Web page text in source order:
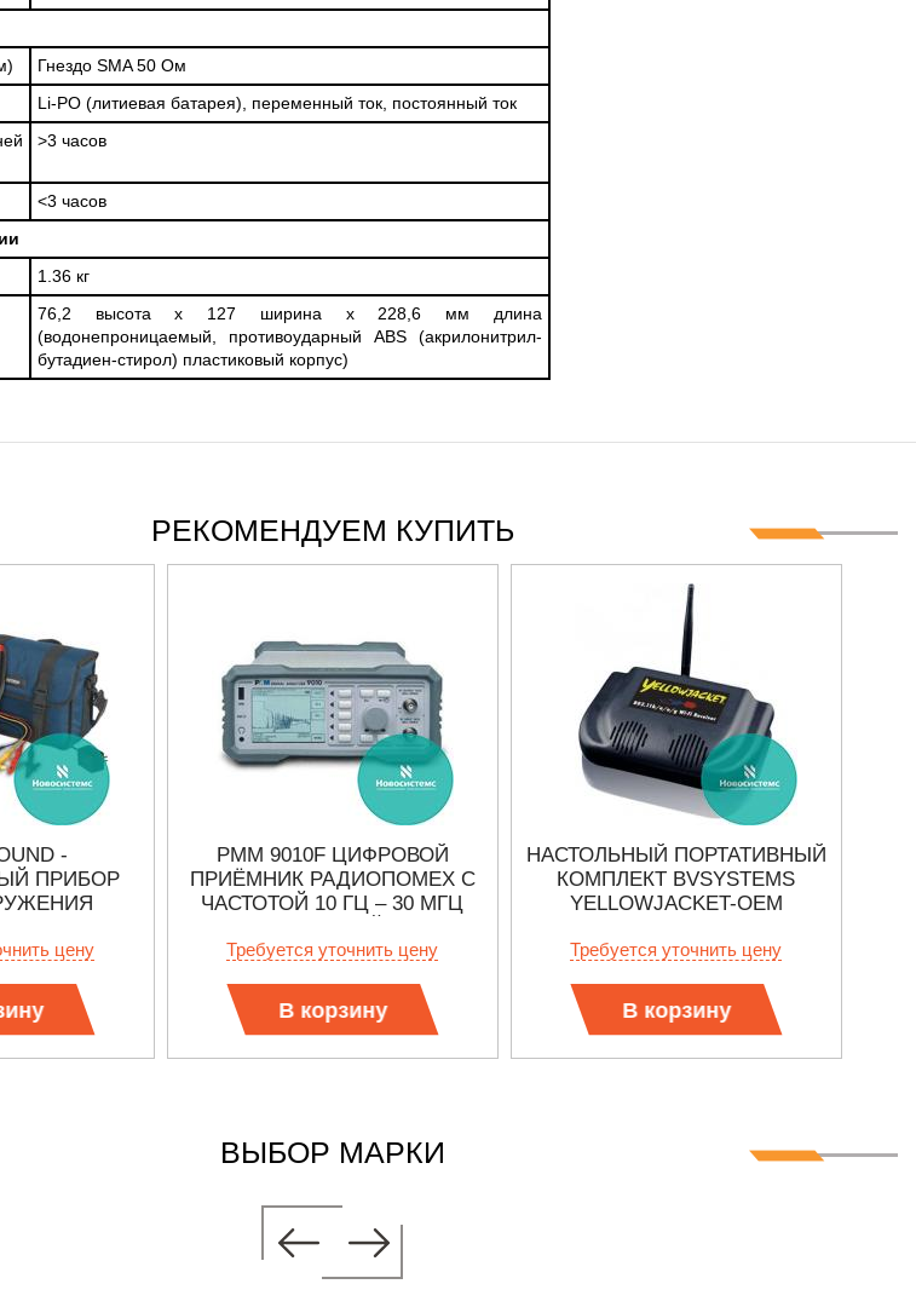
Гнездо SMA 50 Ом
Li-PO (литиевая батарея), переменный ток, постоянный ток
>3 часов
<3 часов
1.36 кг
76,2 высота x 127 ширина x 228,6 мм длина
(водонепроницаемый, противоударный ABS (акрилонитрил-
бутадиен-стирол) пластиковый корпус)
РЕКОМЕНДУЕМ КУПИТЬ
-
ПРИБОР
цену
PMM 9010F ЦИФРОВОЙ
ПРИЁМНИК РАДИОПОМЕХ С
ЧАСТОТОЙ 10 ГЦ – 30 МГЦ
Требуется уточнить цену
В корзину
НАСТОЛЬНЫЙ ПОРТАТИВНЫЙ
КОМПЛЕКТ BVSYSTEMS
YELLOWJACKET-OEM
Требуется уточнить цену
В корзину
ВЫБОР МАРКИ